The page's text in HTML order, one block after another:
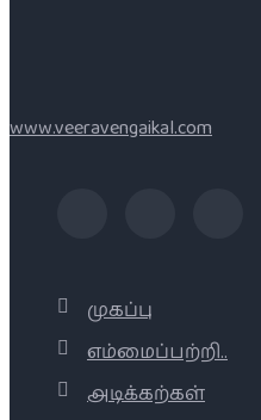
www.veeravengaikal.com
முகப்பு
எம்மைப்பற்றி..
அடிக்கற்கள்